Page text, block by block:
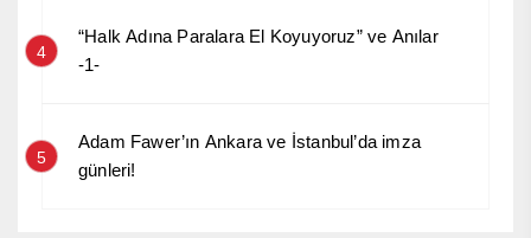
4
“Halk Adına Paralara El Koyuyoruz” ve Anılar
-1-
5
Adam Fawer’ın Ankara ve İstanbul’da imza
günleri!